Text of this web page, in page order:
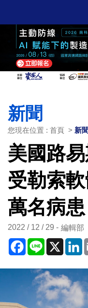
新聞
您現在位置 : 首頁 > 新聞
美國路
受勒索
萬名病患
2022 / 12 / 29 編輯部
Facebook
Line X